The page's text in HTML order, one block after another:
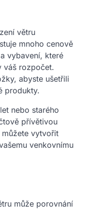
větru
mnoho cenově
vybavení, které
váš rozpočet.
abyste ušetřili
produkty.
nebo starého
přívětivou
vytvořit
venkovnímu
může porovnání